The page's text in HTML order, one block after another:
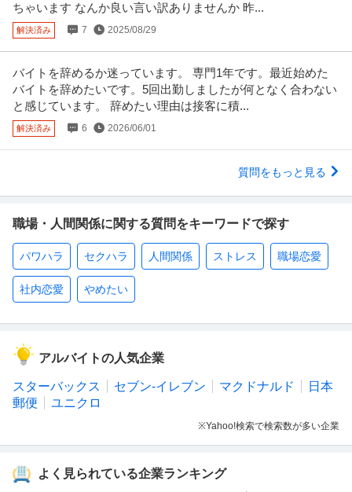
ちゃいます なんか良い言い訳ありませんか 昨...
解決済み 7 2025/08/29
バイトを辞めるか迷っています。 専門1年です。最近始めた
バイトを辞めたいです。5回出勤しましたが何となく合わない
と感じています。 辞めたい理由は接客に積...
解決済み 6 2026/06/01
質問をもっと見る
職場・人間関係に関する質問をキーワードで探す
パワハラ セクハラ 人間関係 ストレス 職場恋愛
社内恋愛 やめたい
アルバイトの人気企業
スターバックス セブン-イレブン マクドナルド
日本
郵便
ユニクロ
※Yahoo!検索で検索数が多い企業
よく見られている企業ランキング